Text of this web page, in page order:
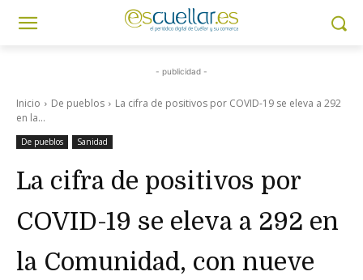
- publicidad -
Inicio De pueblos
La cifra de positivos por COVID-19 se eleva a 292
en la...
De pueblos Sanidad
La cifra de positivos por
COVID-19 se eleva a 292 en
la Comunidad, con nueve